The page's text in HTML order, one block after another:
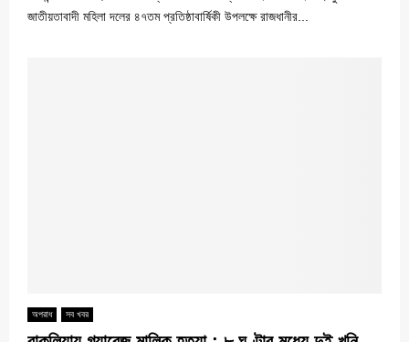
জাতীয়তাবাদী মহিলা দলের ৪৭তম প্রতিষ্ঠাবার্ষিকী উপলক্ষে রাজধানীর...
অপরাধ সব খবর